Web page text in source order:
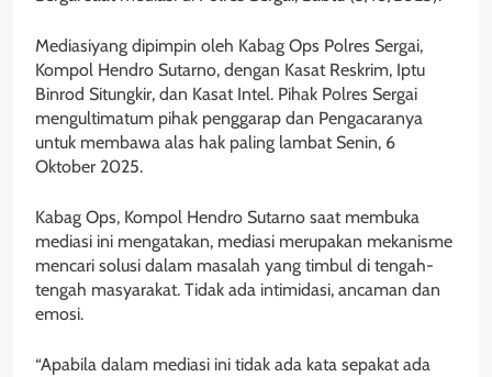
Mediasiyang dipimpin oleh Kabag Ops Polres Sergai,
Kompol Hendro Sutarno, dengan Kasat Reskrim, Iptu
Binrod Situngkir, dan Kasat Intel. Pihak Polres Sergai
mengultimatum pihak penggarap dan Pengacaranya
untuk membawa alas hak paling lambat Senin, 6
Oktober 2025.
Kabag Ops, Kompol Hendro Sutarno saat membuka
mediasi ini mengatakan, mediasi merupakan mekanisme
mencari solusi dalam masalah yang timbul di tengah-
tengah masyarakat. Tidak ada intimidasi, ancaman dan
emosi.
“Apabila dalam mediasi ini tidak ada kata sepakat ada